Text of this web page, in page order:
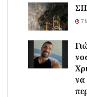
7
να